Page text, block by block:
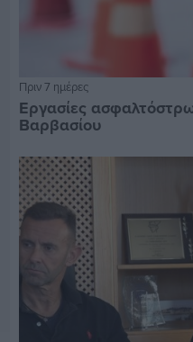
Πριν 7 ημέρες
Εργασίες
Βαρβασίου